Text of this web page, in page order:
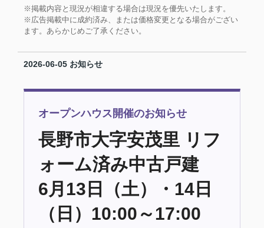
※掲載内容と現況が相違する場合は現況を優先いたします。
※広告掲載中に成約済み、または価格変更となる場合がござい
ます。あらかじめご了承ください。
2026-06-05 お知らせ
オープンハウス開催のお知らせ
長野市大字安茂里 リフ
ォーム済み中古戸建
6月13日（土）・14日
（日）10:00～17:00